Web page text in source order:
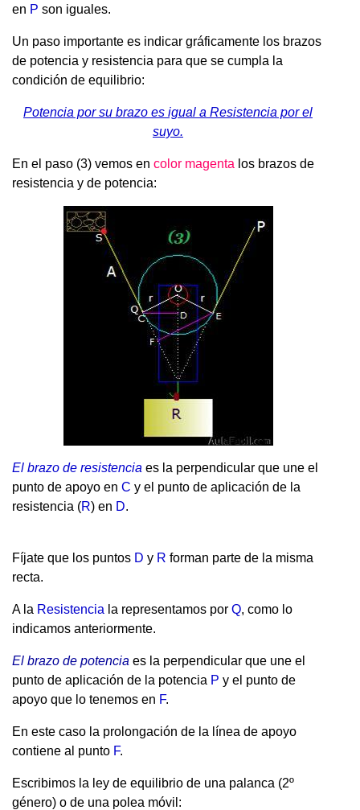
en P son iguales.
Un paso importante es indicar gráficamente los brazos
de potencia y resistencia para que se cumpla la
condición de equilibrio:
Potencia por su brazo es igual a Resistencia por el
suyo.
En el paso (3) vemos en color magenta los brazos de
resistencia y de potencia:
El brazo de resistencia es la perpendicular que une el
punto de apoyo en C y el punto de aplicación de la
resistencia (R) en D.
Fíjate que los puntos D y R forman parte de la misma
recta.
A la Resistencia la representamos por Q, como lo
indicamos anteriormente.
El brazo de potencia es la perpendicular que une el
punto de aplicación de la potencia P y el punto de
apoyo que lo tenemos en F.
En este caso la prolongación de la línea de apoyo
contiene al punto F.
Escribimos la ley de equilibrio de una palanca (2º
género) o de una polea móvil: